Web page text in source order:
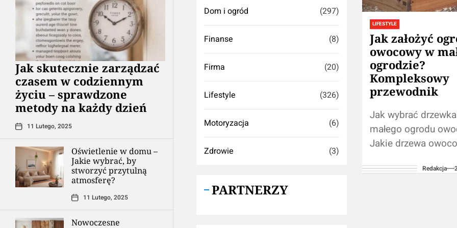
Jak skutecznie zarządzać
czasem w codziennym
życiu – sprawdzone
metody na każdy dzień
11 Lutego, 2025
Oświetlenie w domu –
Jakie wybrać, by
stworzyć przytulną
atmosferę?
11 Lutego, 2025
Nowoczesne
LIFESTYLE
Jak założyć
owocowy w
ogrodzie?
Kompleksowy
przewodnik
Jak wybrać
małego ogrodu
Jakie drzewa
odpowiednichRedakcja
Dom i ogród (297)
Finanse (8)
Firma (20)
Lifestyle (326)
Motoryzacja (6)
Zdrowie (3)
PARTNERZY